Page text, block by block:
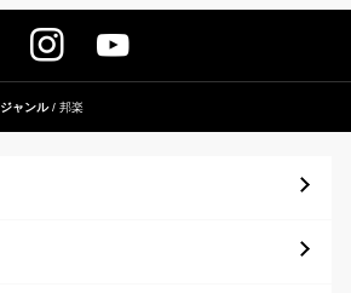
ジャンル 邦楽